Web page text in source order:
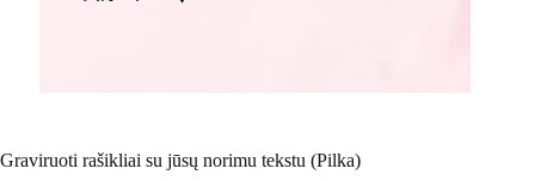
Graviruoti rašikliai su jūsų norimu tekstu (Pilka)